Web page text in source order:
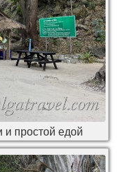
простой едой